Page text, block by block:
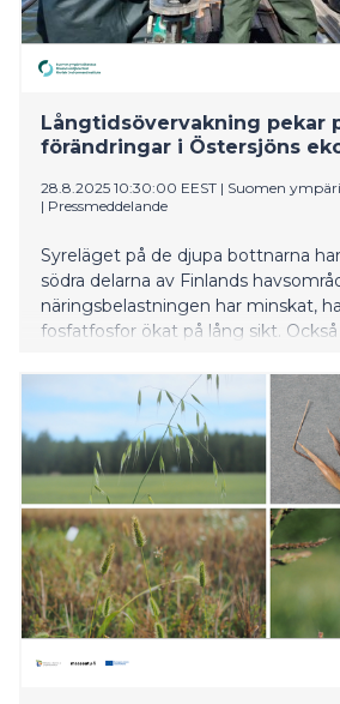
Långtidsövervakning pekar
förändringar i Östersjöns
28.8.2025 10:30:00 EEST | Suomen
| Pressmeddelande
Syreläget på de djupa bottnarna
södra delarna av Finlands
näringsbelastningen har minskat,
fosfatfosfor ökat på lång sikt.